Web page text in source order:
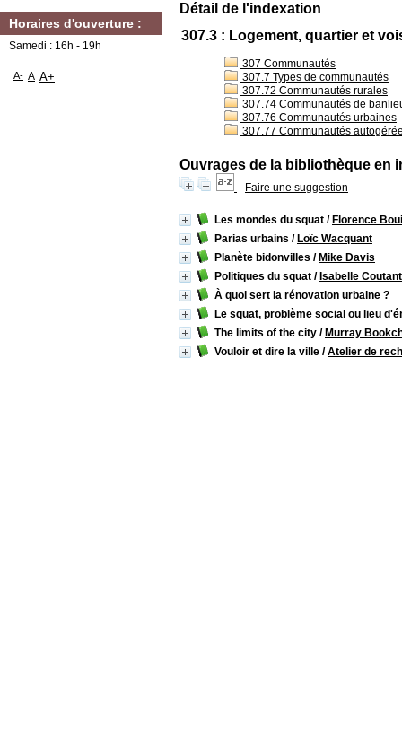
Détail de l'indexation
307.3 : Logement, quartier et
307 Communautés
307.7 Types de communautés
307.72 Communautés rurales
307.74 Communautés de
307.76 Communautés urbaines
307.77 Communautés
Ouvrages de la bibliothèque en
Faire une suggestion
Les mondes du squat / Florence
Parias urbains / Loïc Wacquant
Planète bidonvilles / Mike Davis
Politiques du squat / Isabelle Coutant
À quoi sert la rénovation urbaine ?
Le squat, problème social ou lieu
The limits of the city / Murray
Vouloir et dire la ville /Atelier de
Horaires d'ouverture :
Samedi : 16h - 19h
A- A A+